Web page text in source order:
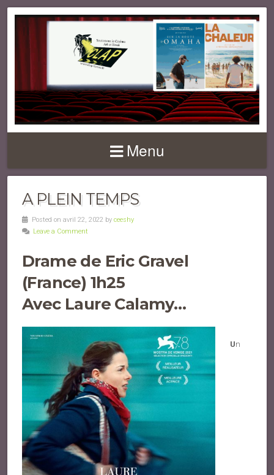
Menu
A PLEIN TEMPS
Posted on avril 22, 2022 by ceeshy
Leave a Comment
Drame de Eric Gravel
(France) 1h25
Avec Laure Calamy…
Un